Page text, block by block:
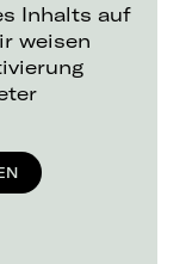
Inhalts auf
weisen